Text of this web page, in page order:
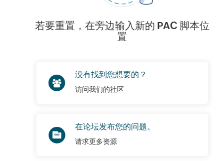
若要重置，在旁边输入新的 PAC 脚本位
置
没有找到您想要的？
访问我们的社区
在论坛发布您的问题。
请求更多资源